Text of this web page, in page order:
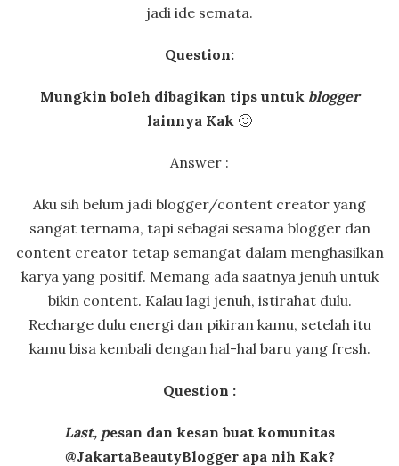
jadi ide semata.
Question:
Mungkin boleh dibagikan tips untuk blogger
lainnya Kak 🙂
Answer :
Aku sih belum jadi blogger/content creator yang
sangat ternama, tapi sebagai sesama blogger dan
content creator tetap semangat dalam menghasilkan
karya yang positif. Memang ada saatnya jenuh untuk
bikin content. Kalau lagi jenuh, istirahat dulu.
Recharge dulu energi dan pikiran kamu, setelah itu
kamu bisa kembali dengan hal-hal baru yang fresh.
Question :
Last, pesan dan kesan buat komunitas
@JakartaBeautyBlogger apa nih Kak?